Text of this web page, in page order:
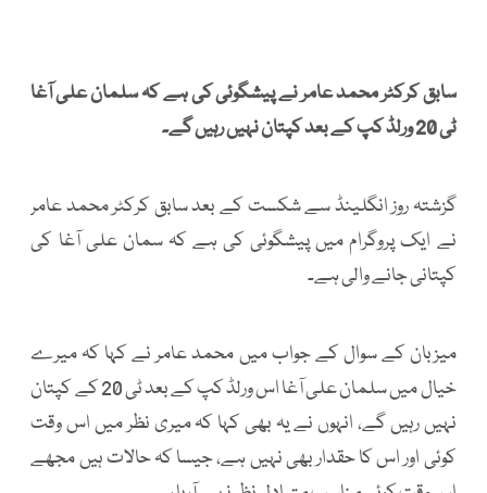
سابق کرکٹر محمد عامر نے پیشگوئی کی ہے کہ سلمان علی آغا
ٹی 20 ورلڈ کپ کے بعد کپتان نہیں رہیں گے۔
گزشتہ روز انگلینڈ سے شکست کے بعد سابق کرکٹر محمد عامر
نے ایک پروگرام میں پیشگوئی کی ہے کہ سمان علی آغا کی
کپتانی جانے والی ہے۔
میزبان کے سوال کے جواب میں محمد عامر نے کہا کہ میرے
خیال میں سلمان علی آغا اس ورلڈ کپ کے بعد ٹی 20 کے کپتان
نہیں رہیں گے، انہوں نے یہ بھی کہا کہ میری نظر میں اس وقت
کوئی اور اس کا حقدار بھی نہیں ہے، جیسا کہ حالات ہیں مجھے